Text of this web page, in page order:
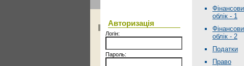
Авторизація
Логін:
Пароль:
облік - 1
облік - 2
Податки
Право